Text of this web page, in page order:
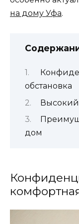
на дому Уфа.
обстановка
дом